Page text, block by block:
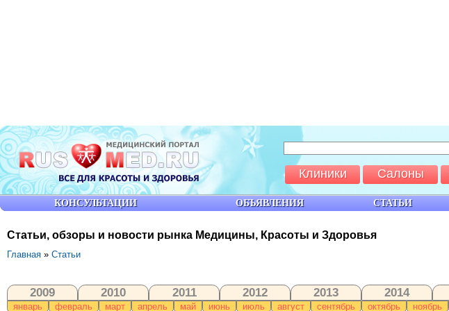
Статьи, обзоры и новости рынка Медицины, Красоты и Здоровья
Главная » Статьи
2009 2010 2011 2012 2013 2014
январь февраль март апрель май июнь июль август сентябрь октябрь ноябрь
КОНСУЛЬТАЦИИ ОБЪЯВЛЕНИЯ СТАТЬИ
Клиники Салоны